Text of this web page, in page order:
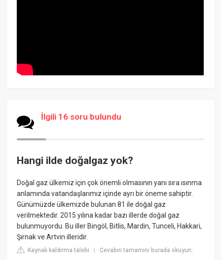
İlgili 16 soru bulundu
Hangi ilde doğalgaz yok?
Doğal gaz ülkemiz için çok önemli olmasının yanı sıra ısınma
anlamında vatandaşlarımız içinde ayrı bir öneme sahiptir.
Günümüzde ülkemizde bulunan 81 ile doğal gaz
verilmektedir. 2015 yılına kadar bazı illerde doğal gaz
bulunmuyordu. Bu iller Bingöl, Bitlis, Mardin, Tunceli, Hakkari,
Şırnak ve Artvin illeridir.
Kaynak kaldırma talebi |Cevabın tamamını burada okuyun: